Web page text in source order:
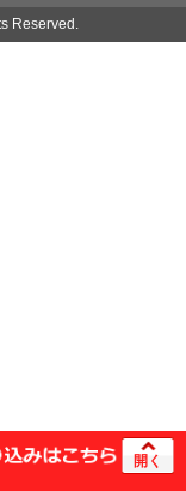
Reserved.
開く